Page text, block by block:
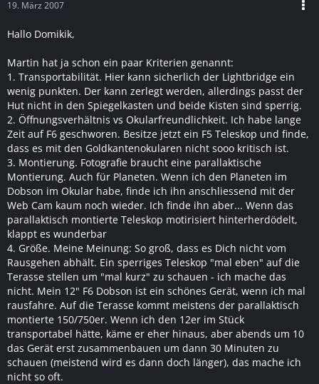
19. März 2007
Hallo Domikik,
Martin hat ja schon ein paar Kriterien genannt:
1. Transportabilität. Hier kann sicherlich der Lightbridge ein
wenig punkten. Der kann zerlegt werden, allerdings passt der
Hut nicht in den Spiegelkasten und beide Kisten sind sperrig.
2. Öffnungsverhältnis vs Okularfreundlichkeit. Ich habe lange
Zeit auf F6 geschworen. Besitze jetzt ein F5 Teleskop und finde,
dass es mit den Goldkantenokularen nicht sooo kritisch ist.
3. Montierung. Fotografie braucht eine parallaktische
Montierung. Auch für Planeten. Wenn ich den Planeten im
Dobson im Okular habe, finde ich ihn anschliessend mit der
Web Cam kaum noch wieder. Ich finde ihn aber... Wenn das
parallaktisch montierte Teleskop motirisiert hinterherdödelt,
klappt es wunderbar
4. Größe. Meine Meinung: So groß, dass es Dich nicht vom
Rausgehen abhält. Ein sperriges Teleskop "mal eben" auf die
Terasse stellen um "mal kurz" zu schauen - ich mache das
nicht. Mein 12" F6 Dobson ist ein schönes Gerät, wenn ich mal
rausfahre. Auf die Terasse kommt meistens der parallaktisch
montierte 150/750er. Wenn ich den 12er im Stück
transportabel hätte, käme er eher hinaus, aber abends um 10
das Gerät erst zusammenbauen um dann 30 Minuten zu
schauen (meistend wird es dann doch länger), das mache ich
nicht so oft.